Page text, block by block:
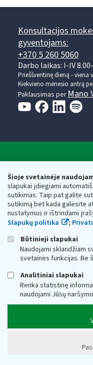
Šioje svetainėje
slapukai įdiegiami
sutikimas. Taip pat galite
sutikimą bet kada galėsite
nustatymus ir ištrindami
Slapukų politika
;
Būtinieji slapukai
Naudojami sklandžiam
svetainės funkcijas. Be
Analitiniai slapukai
Renka statistinę
naudojami Jūsų
Konsultacijos
gyventojams:
+370 5 260 5060
Darbo laikas: I-IV
Prieššventinę dieną - viena
Kiekvieno mėnesio antrą
Paklausimas per Mano
Respublikos
Biudžetinė įstaiga.
adresas: Vasario 16-osios
vmi@vmi.lt, E. pristatymo
Duomenys apie Valstybinę
Respublikos finansų